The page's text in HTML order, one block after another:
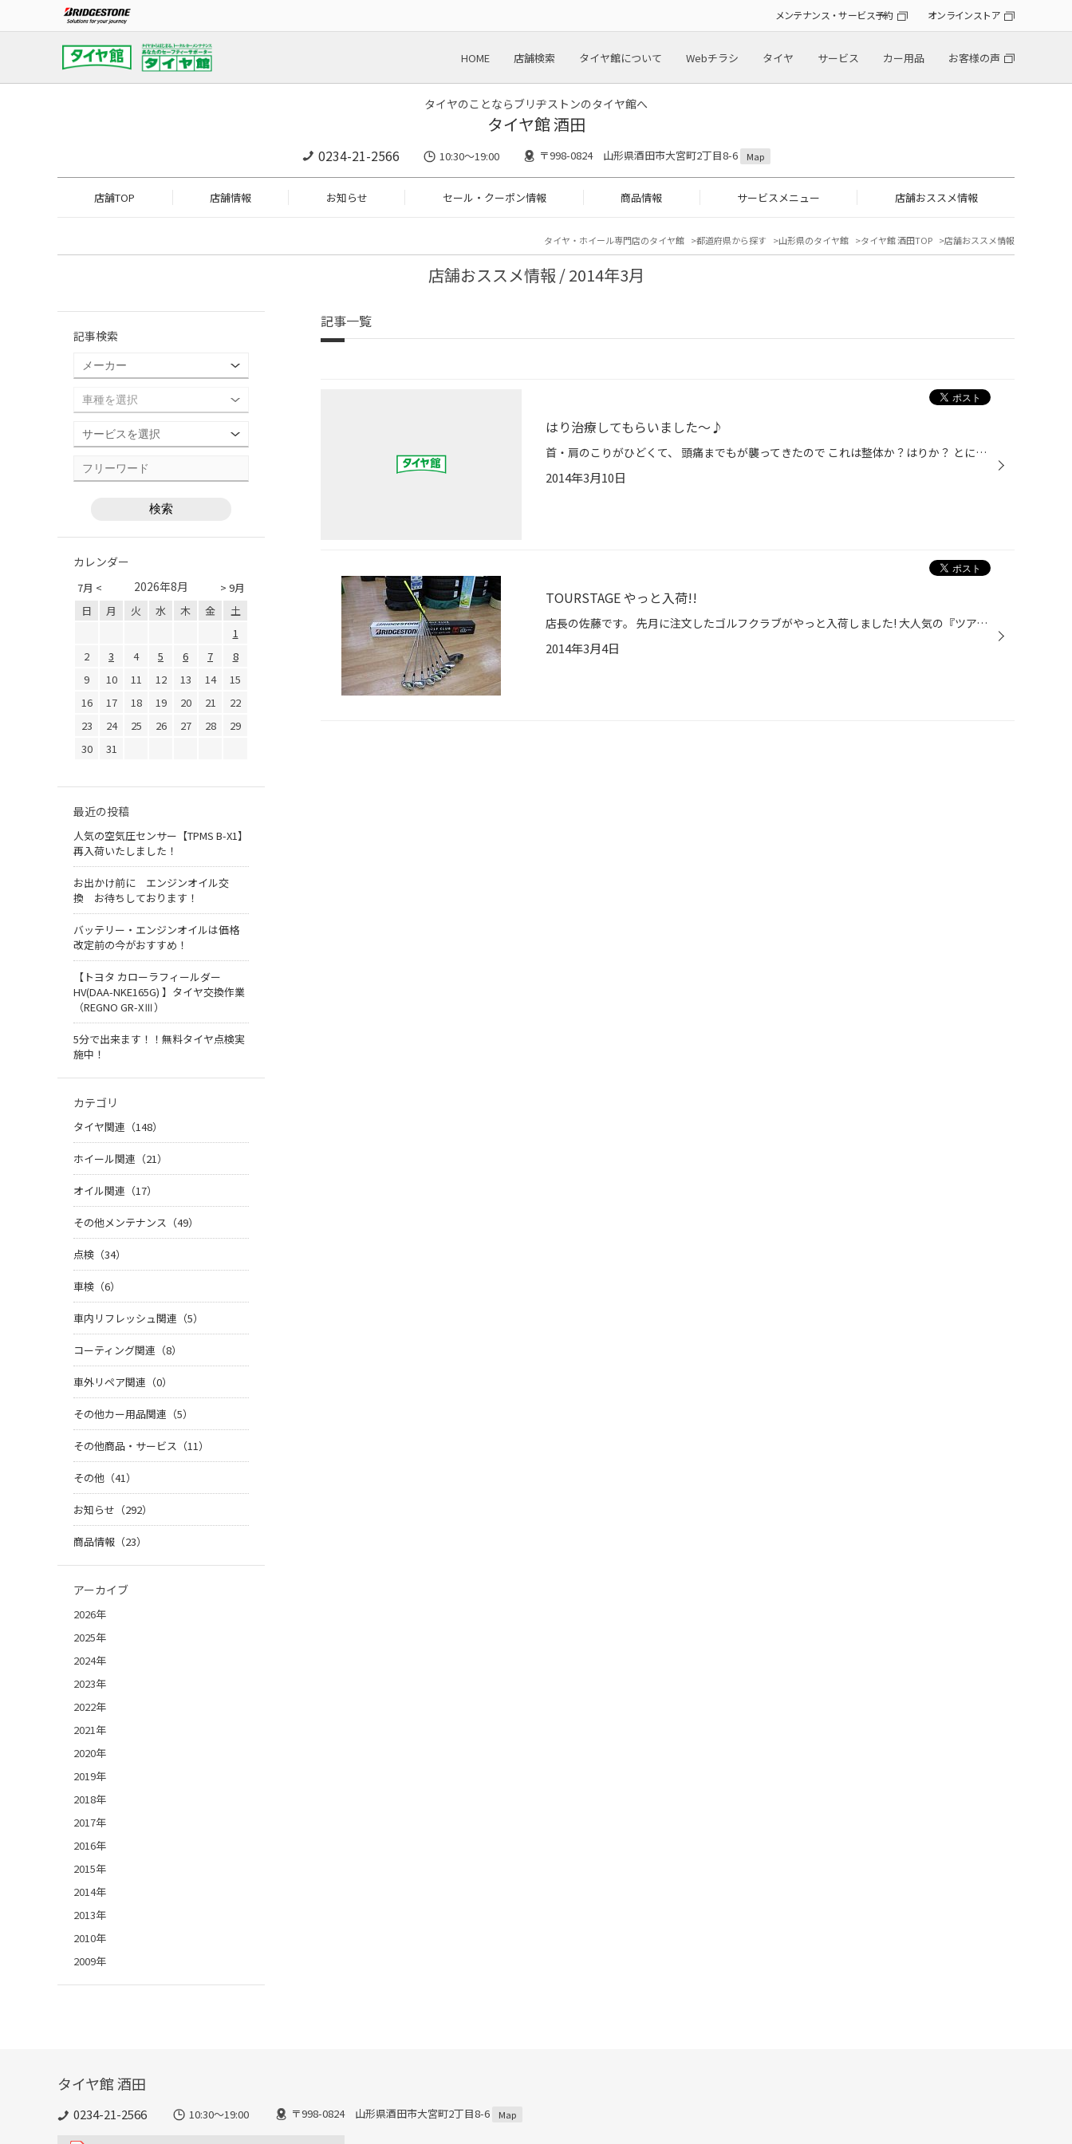
メンテナンス・サービス予約 オンラインストア
HOME 店舗検索 タイヤ館について Webチラシ タイヤ サービス カー用品 お客様の声
タイヤのことならブリヂストンのタイヤ館へ
タイヤ館 酒田
0234-21-2566 10:30～19:00 〒998-0824 山形県酒田市大宮町2丁目8-6 Map
店舗TOP 店舗情報 お知らせ セール・クーポン情報 商品情報 サービスメニュー 店舗おススメ情報
タイヤ・ホイール専門店のタイヤ館 都道府県から探す 山形県のタイヤ館 タイヤ館 酒田TOP 店舗おススメ情報
店舗おススメ情報 / 2014年3月
記事一覧
はり治療してもらいました～♪
首・肩のこりがひどくて、 頭痛までもが襲ってきたので これは整体か？はりか？ とにかく何とかしないと！！ということで 初めてのはり治療をしてもらいました。 「吸角」というのでしょうか・・・ まずは吸盤のようなものを使って 首や肩肩甲骨のあたりをしゅぽっとしてもらい、 「はり」「お灸」 ...
2014年3月10日
TOURSTAGE やっと入荷!!
店長の佐藤です。 先月に注文したゴルフクラブがやっと入荷しました! 大人気の『ツアーステージ ＧＲ』です。 ついに買ってしまった・・・ １００を切れるように頑張ります。 おわり
2014年3月4日
記事検索
カレンダー
7月 < > 9月
2026年8月
日 月 火 水 木 金
土
1
2
3 4 5 6 7
8
9
10 11 12 13 14
15
16
17 18 19 20 21
22
23
24 25 26 27 28
29
30
31
最近の投稿
人気の空気圧センサー【TPMS B-X1】
再入荷いたしました！
お出かけ前に エンジンオイル交
換 お待ちしております！
バッテリー・エンジンオイルは価格
改定前の今がおすすめ！
【トヨタ カローラフィールダー
HV(DAA-NKE165G) 】タイヤ交換作業
（REGNO GR-XⅢ）
5分で出来ます！！無料タイヤ点検実
施中！
カテゴリ
タイヤ関連（148）
ホイール関連（21）
オイル関連（17）
その他メンテナンス（49）
点検（34）
車検（6）
車内リフレッシュ関連（5）
コーティング関連（8）
車外リペア関連（0）
その他カー用品関連（5）
その他商品・サービス（11）
その他（41）
お知らせ（292）
商品情報（23）
アーカイブ
2026年
2025年
2024年
2023年
2022年
2021年
2020年
2019年
2018年
2017年
2016年
2015年
2014年
2013年
2010年
2009年
タイヤ館 酒田
0234-21-2566 10:30～19:00 〒998-0824 山形県酒田市大宮町2丁目8-6 Map